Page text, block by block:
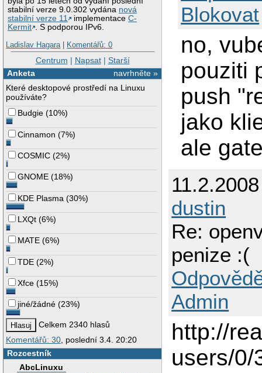
stabilní verze 9.0.302 vydána nová
stabilní verze 11
implementaceC-
Kermit . S podporou IPv6.
Ladislav Hagara| Komentářů: 0
Centrum | Napsat| Starší
navrhněte »
Anketa
Které desktopové prostředí na Linuxu
používáte?
Budgie (10%)
Cinnamon (7%)
COSMIC (2%)
GNOME (18%)
KDE Plasma (30%)
LXQt (6%)
MATE (6%)
TDE (2%)
Xfce (15%)
jiné/žádné (23%)
Celkem 2340 hlasů
Komentářů: 30 , poslední 3.4. 20:20
Rozcestník
AbcLinuxu
Blokovat
no,
pouziti
push
jako
ale
dustin
Re:
penize :(
Admin
http://
users/0/